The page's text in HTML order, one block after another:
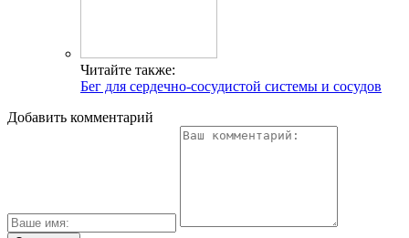
Читайте также:
Бег для сердечно-сосудистой системы и сосудов
Добавить комментарий